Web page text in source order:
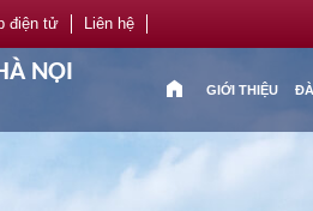
điện tử Liên hệ
NỘI
home GIỚI THIỆU